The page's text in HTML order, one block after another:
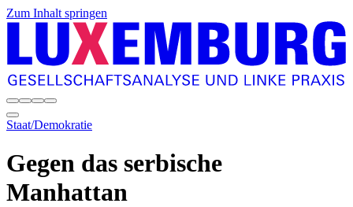
Zum Inhalt springen
Staat/Demokratie
Gegen das serbische
Manhattan